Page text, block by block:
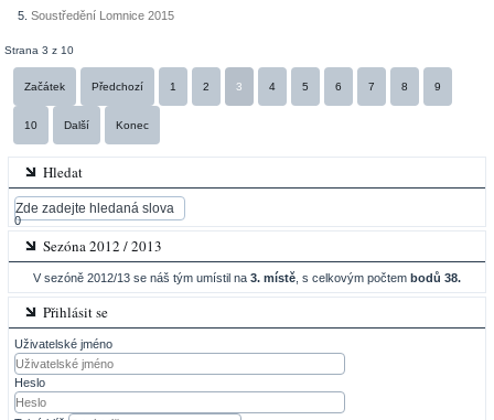
Soustředění Lomnice 2015
Strana 3 z 10
Začátek Předchozí 1 2 3 4 5 6 7 8 9
10 Další Konec
Hledat
0
Sezóna 2012 / 2013
V sezóně 2012/13 se náš tým umístil na 3. místě , s celkovým počtem bodů 38.
Přihlásit se
Uživatelské jméno
Heslo